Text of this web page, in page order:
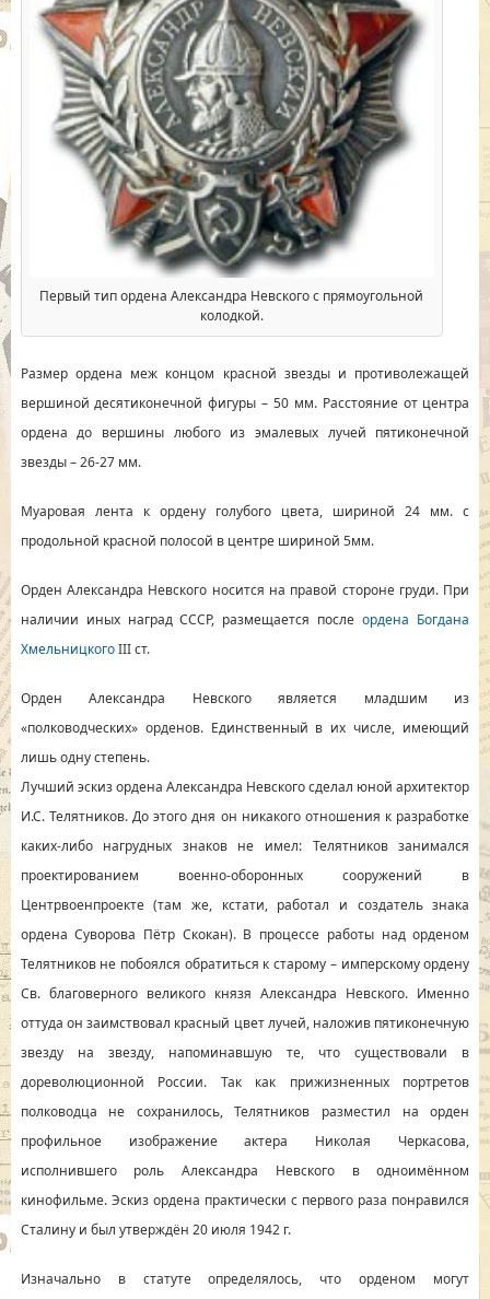
Первый тип ордена Александра Невского с прямоугольной
колодкой.
Размер ордена меж концом красной звезды и противолежащей
вершиной десятиконечной фигуры – 50 мм. Расстояние от центра
ордена до вершины любого из эмалевых лучей пятиконечной
звезды – 26-27 мм.
Муаровая лента к ордену голубого цвета, шириной 24 мм. с
продольной красной полосой в центре шириной 5мм.
Орден Александра Невского носится на правой стороне груди. При
наличии иных наград СССР, размещается послеордена Богдана
ХмельницкогоIII ст.
Орден Александра Невского является младшим из
«полководческих» орденов. Единственный в их числе, имеющий
лишь одну степень.
Лучший эскиз ордена Александра Невского сделал юной архитектор
И.С. Телятников. До этого дня он никакого отношения к разработке
каких-либо нагрудных знаков не имел: Телятников занимался
проектированием военно-оборонных сооружений в
Центрвоенпроекте (там же, кстати, работал и создатель знака
ордена Суворова Пётр Скокан). В процессе работы над орденом
Телятников не побоялся обратиться к старому – имперскому ордену
Св. благоверного великого князя Александра Невского. Именно
оттуда он заимствовал красный цвет лучей, наложив пятиконечную
звезду на звезду, напоминавшую те, что существовали в
дореволюционной России. Так как прижизненных портретов
полководца не сохранилось, Телятников разместил на орден
профильное изображение актера Николая Черкасова,
исполнившего роль Александра Невского в одноимённом
кинофильме. Эскиз ордена практически с первого раза понравился
Сталину и был утверждён 20 июля 1942 г.
Изначально в статуте определялось, что орденом могут